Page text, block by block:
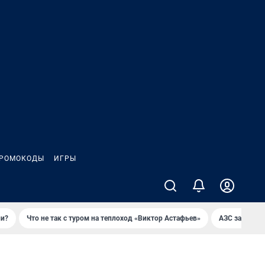
ИГРЫ
Что не так с туром на теплоход «Виктор Астафьев» AЗС